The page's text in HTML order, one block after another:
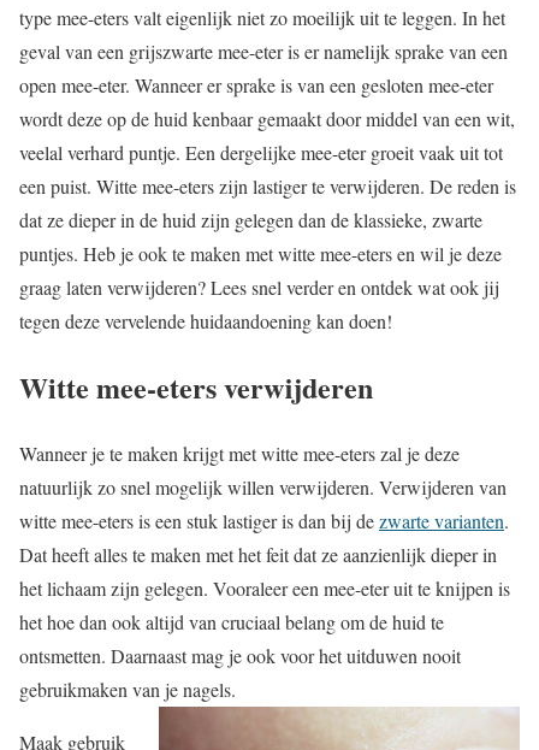
type mee-eters valt eigenlijk niet zo moeilijk uit te leggen. In het
geval van een grijszwarte mee-eter is er namelijk sprake van een
open mee-eter. Wanneer er sprake is van een gesloten mee-eter
wordt deze op de huid kenbaar gemaakt door middel van een wit,
veelal verhard puntje. Een dergelijke mee-eter groeit vaak uit tot
een puist. Witte mee-eters zijn lastiger te verwijderen. De reden is
dat ze dieper in de huid zijn gelegen dan de klassieke, zwarte
puntjes. Heb je ook te maken met witte mee-eters en wil je deze
graag laten verwijderen? Lees snel verder en ontdek wat ook jij
tegen deze vervelende huidaandoening kan doen!
Witte mee-eters verwijderen
Wanneer je te maken krijgt met witte mee-eters zal je deze
natuurlijk zo snel mogelijk willen verwijderen. Verwijderen van
witte mee-eters is een stuk lastiger is dan bij dezwarte varianten.
Dat heeft alles te maken met het feit dat ze aanzienlijk dieper in
het lichaam zijn gelegen. Vooraleer een mee-eter uit te knijpen is
het hoe dan ook altijd van cruciaal belang om de huid te
ontsmetten. Daarnaast mag je ook voor het uitduwen nooit
gebruikmaken van je nagels.
Maak gebruik